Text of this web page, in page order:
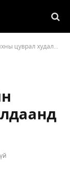
худалдаанд гарлаа